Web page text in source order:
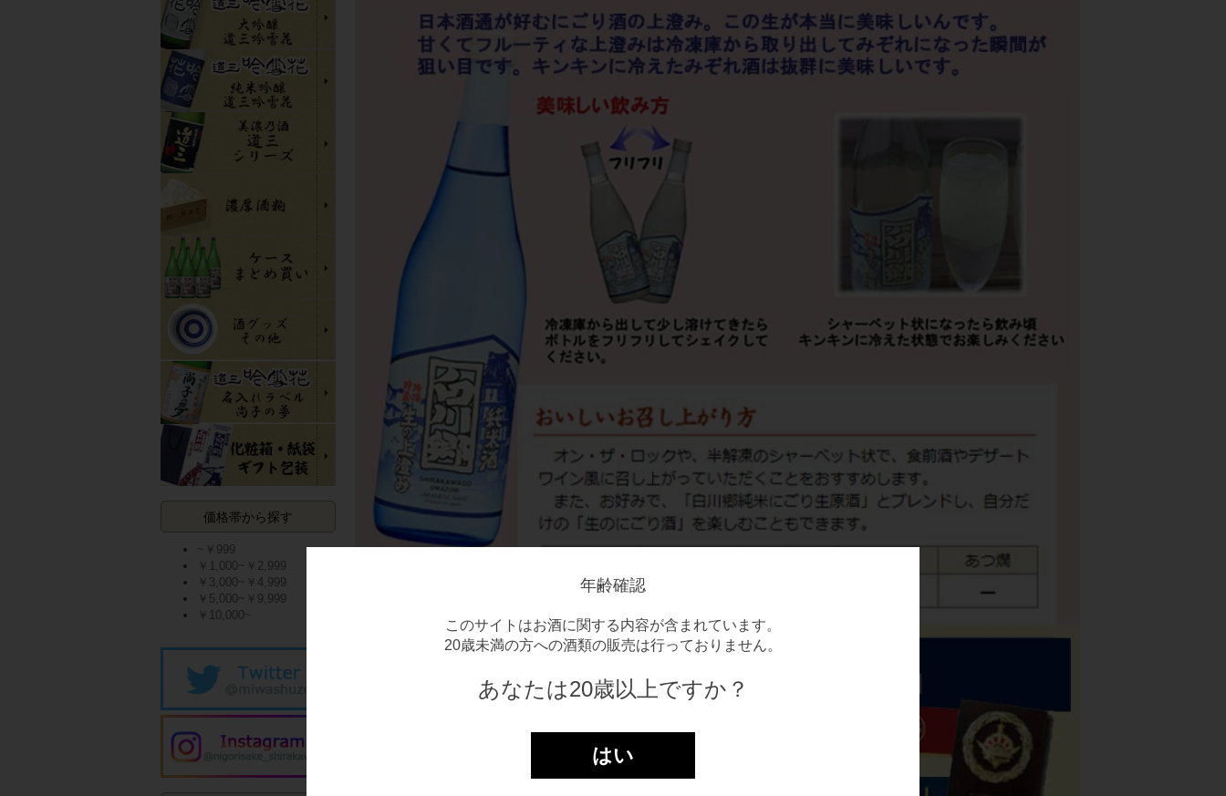
年齢確認
このサイトはお酒に関する内容が含まれています。
20歳未満の方への酒類の販売は行っておりません。
あなたは20歳以上ですか？
はい
価格帯から探す
~￥999
￥1,000~￥2,999
￥3,000~￥4,999
￥5,000~￥9,999
￥10,000~